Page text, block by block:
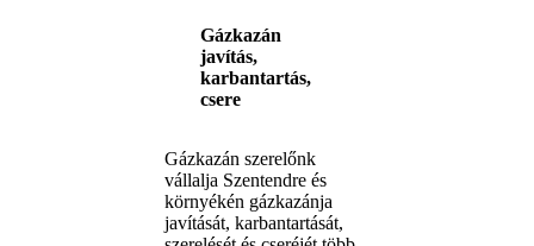
Gázkazán
javítás,
karbantartás,
csere
Gázkazán szerelőnk
vállalja Szentendre és
környékén gázkazánja
javítását, karbantartását,